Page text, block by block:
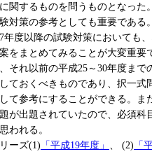
関するものを問うものとなった
対策の参考としても重要である。
年度以降の試験対策においても
をまとめてみることが大変重
それ以前の平成25～30年度ま
ておくべきものであり、択一式
て参考にすることができる。ま
が出題されていたので、必須科
われる。
ーズ(1) 「平成19年度」 、 (2) 「